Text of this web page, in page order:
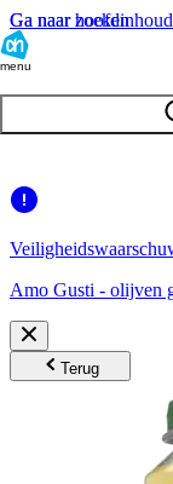
Ga naar hoofdinhoud
Ga naar zoeken
menu
Amo Gusti - olijven
Terug